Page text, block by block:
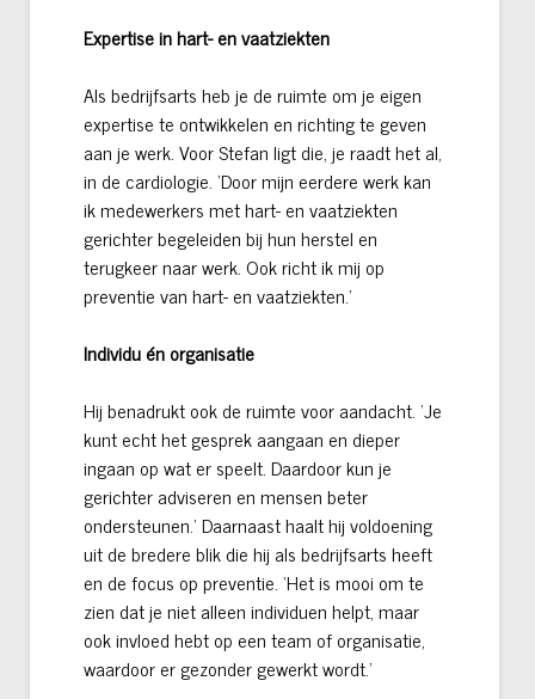
Expertise in hart- en vaatziekten
Als bedrijfsarts heb je de ruimte om je eigen
expertise te ontwikkelen en richting te geven
aan je werk. Voor Stefan ligt die, je raadt het al,
in de cardiologie. ‘Door mijn eerdere werk kan
ik medewerkers met hart- en vaatziekten
gerichter begeleiden bij hun herstel en
terugkeer naar werk. Ook richt ik mij op
preventie van hart- en vaatziekten.’
Individu én organisatie
Hij benadrukt ook de ruimte voor aandacht. ‘Je
kunt echt het gesprek aangaan en dieper
ingaan op wat er speelt. Daardoor kun je
gerichter adviseren en mensen beter
ondersteunen.’ Daarnaast haalt hij voldoening
uit de bredere blik die hij als bedrijfsarts heeft
en de focus op preventie. ‘Het is mooi om te
zien dat je niet alleen individuen helpt, maar
ook invloed hebt op een team of organisatie,
waardoor er gezonder gewerkt wordt.’